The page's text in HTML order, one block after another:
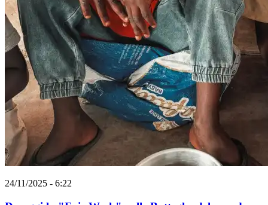
24/11/2025 - 6:22